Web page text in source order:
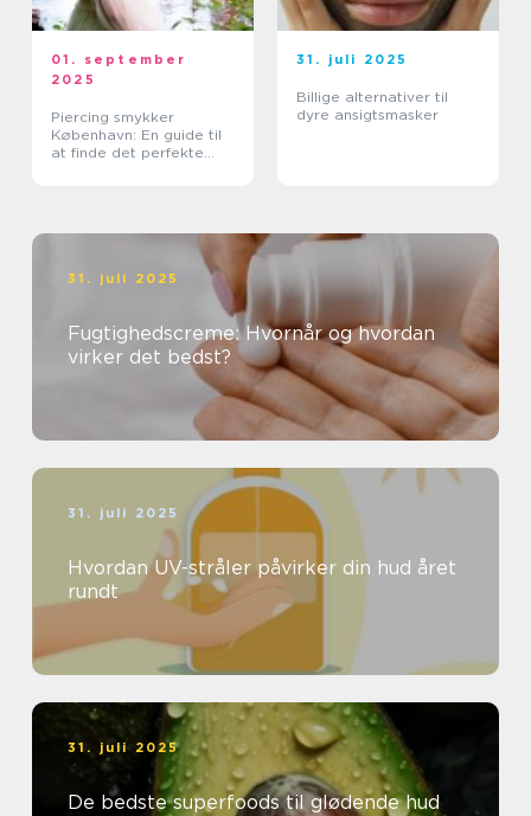
01. september
2025
Piercing smykker
København: En guide til
at finde det perfekte
31. juli 2025
Billige alternativer til
dyre ansigtsmasker
31. juli 2025
Fugtighedscreme: Hvornår og hvordan
virker det bedst?
31. juli 2025
Hvordan UV-stråler påvirker din hud året
rundt
31. juli 2025
De bedste superfoods til glødende hud